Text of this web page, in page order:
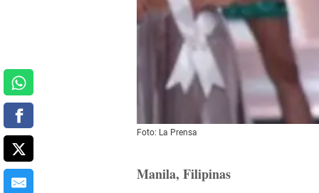
Foto: La Prensa
Manila, Filipinas